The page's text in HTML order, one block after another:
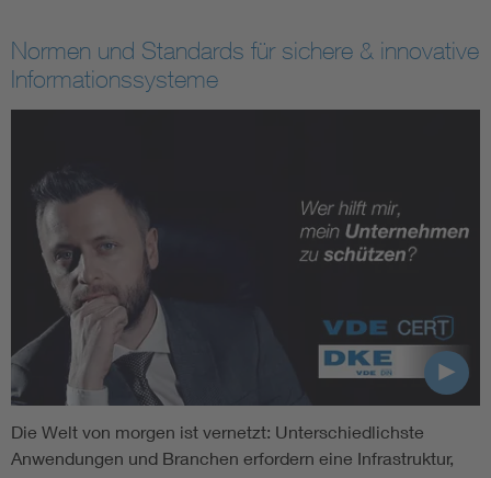
Normen und Standards für sichere & innovative
Informationssysteme
Die Welt von morgen ist vernetzt: Unterschiedlichste
Anwendungen und Branchen erfordern eine Infrastruktur,